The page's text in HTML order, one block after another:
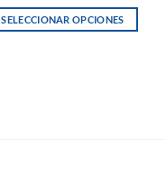
SELECCIONAR OPCIONES